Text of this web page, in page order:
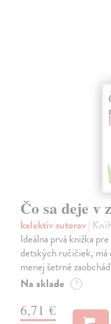
Čo sa deje v
kolektív autorov|
Ideálna prvá knižka
detských ručičiek, má
menej šetrné
Na sklade ?
6,71 €